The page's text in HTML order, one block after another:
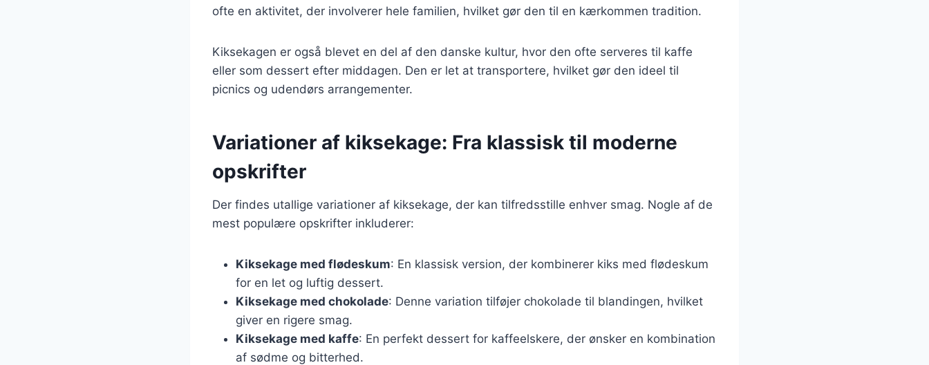
ofte en aktivitet, der involverer hele familien, hvilket gør den til en kærkommen tradition.
Kiksekagen er også blevet en del af den danske kultur, hvor den ofte serveres til kaffe
eller som dessert efter middagen. Den er let at transportere, hvilket gør den ideel til
picnics og udendørs arrangementer.
Variationer af kiksekage: Fra klassisk til moderne
opskrifter
Der findes utallige variationer af kiksekage, der kan tilfredsstille enhver smag. Nogle af de
mest populære opskrifter inkluderer:
Kiksekage med flødeskum: En klassisk version, der kombinerer kiks med flødeskum
for en let og luftig dessert.
Kiksekage med chokolade: Denne variation tilføjer chokolade til blandingen, hvilket
giver en rigere smag.
Kiksekage med kaffe: En perfekt dessert for kaffeelskere, der ønsker en kombination
af sødme og bitterhed.